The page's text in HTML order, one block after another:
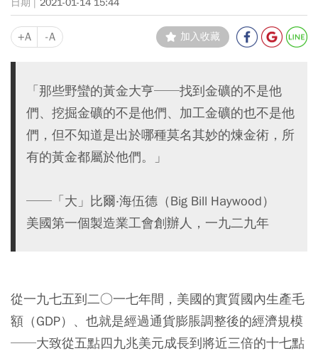
+A -A 加入收藏
「那些野蠻的黃金大亨──找到金礦的不是他
們、挖掘金礦的不是他們、加工金礦的也不是他
們，但不知道是出於哪種莫名其妙的煉金術，所
有的黃金都屬於他們。」
──「大」比爾‧海伍德（Big Bill Haywood）
美國第一個製造業工會創辦人，一九二九年
從一九七五到二○一七年間，美國的實質國內生產毛
額（GDP）、也就是經過通貨膨脹調整後的經濟規模
──大致從五點四九兆美元成長到將近三倍的十七點